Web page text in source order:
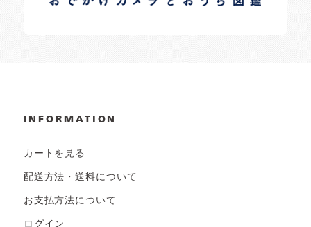
INFORMATION
カートを見る
配送方法・送料について
お支払方法について
ログイン